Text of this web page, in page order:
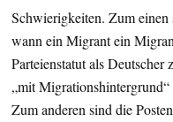
Schwierigkeiten. Zum einen
wann ein Migrant ein
Parteienstatut als Deutscher
„mit
Zum anderen sind die